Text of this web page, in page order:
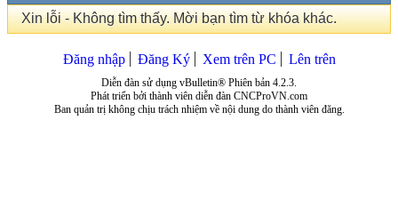
Xin lỗi - Không tìm thấy. Mời bạn tìm từ khóa khác.
Đăng nhập Đăng Ký Xem trên PC Lên trên
Diễn đàn sử dụng vBulletin® Phiên bản 4.2.3.
Phát triển bởi thành viên diễn đàn CNCProVN.com
Ban quản trị không chịu trách nhiệm về nội dung do thành viên đăng.